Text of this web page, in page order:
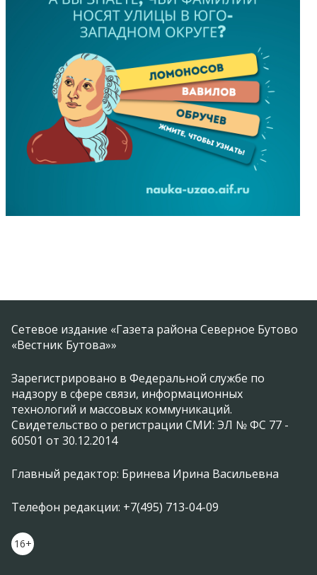
Сетевое издание «Газета района Северное Бутово
«Вестник Бутова»»
Зарегистрировано в Федеральной службе по
надзору в сфере связи, информационных
технологий и массовых коммуникаций.
Свидетельство о регистрации СМИ: ЭЛ № ФС 77 -
60501 от 30.12.2014
Главный редактор: Бринева Ирина Васильевна
Телефон редакции: +7(495) 713-04-09
16+